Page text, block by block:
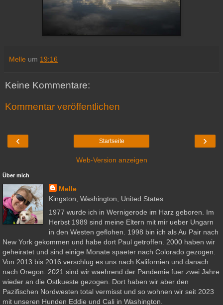
Melle um 19:16
Keine Kommentare:
Kommentar veröffentlichen
‹ ›
Startseite
Web-Version anzeigen
Über mich
Melle
Kingston, Washington, United States
1977 wurde ich in Wernigerode im Harz geboren. Im
Herbst 1989 sind meine Eltern mit mir ueber Ungarn
in den Westen geflohen. 1998 bin ich als Au Pair nach
New York gekommen und habe dort Paul getroffen. 2000 haben wir
geheiratet und sind einige Monate spaeter nach Colorado gezogen.
Von 2013 bis 2016 verschlug es uns nach Kalifornien und danach
nach Oregon. 2021 sind wir waehrend der Pandemie fuer zwei Jahre
wieder an die Ostkueste gezogen. Dort haben wir aber den
Pazifischen Nordwesten total vermisst und so wohnen wir seit 2023
mit unseren Hunden Eddie und Cali in Washington.